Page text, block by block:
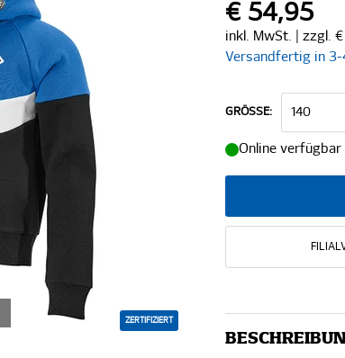
ZERTIFIZIERT
€ 54,95
inkl. MwSt. | zzgl.
Versandfertig in
GRÖSSE:
Online verfügbar